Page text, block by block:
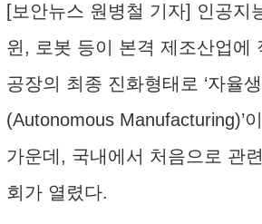
[보안뉴스 원병철 기자] 인공지
윈, 로봇 등이 본격 제조산업에
공장의 최종 진화형태로 ‘자율
(Autonomous Manufacturing)’
가운데, 국내에서 처음으로 관
회가 열렸다.